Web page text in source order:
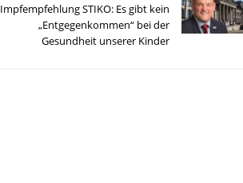
Impfempfehlung STIKO: Es gibt kein
„Entgegenkommen“ bei der
Gesundheit unserer Kinder